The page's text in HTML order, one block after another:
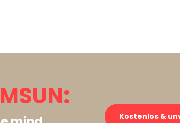
Kostenlos &